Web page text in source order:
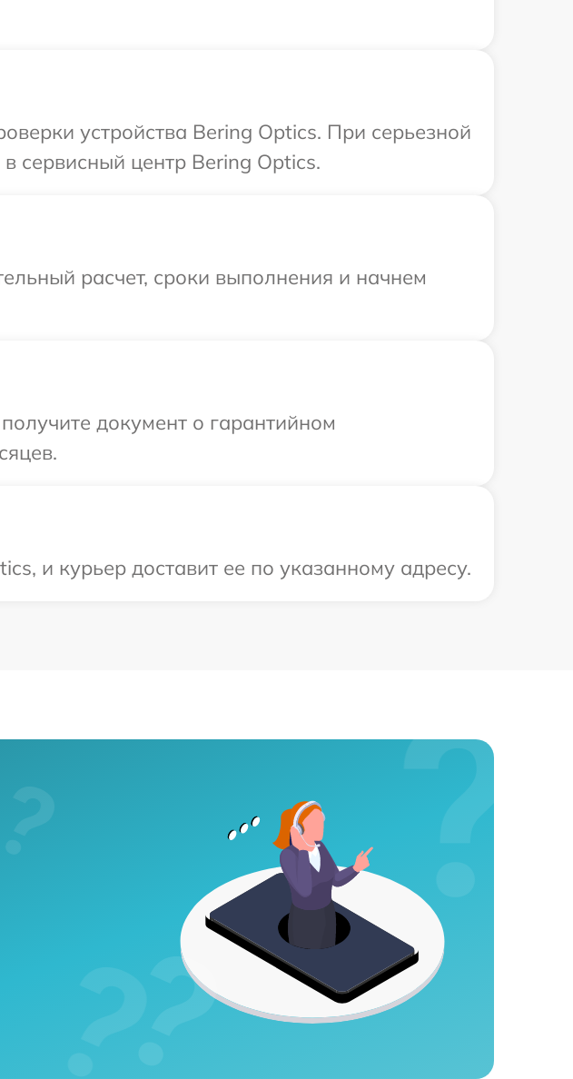
устройства Bering Optics. При серьезной
сервисный центр Bering Optics.
расчет, сроки выполнения и начнем
документ о гарантийном
и курьер доставит ее по указанному адресу.